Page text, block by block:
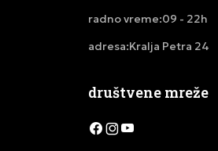
radno vreme:09 - 22h
adresa:Kralja Petra 24
društvene mreže